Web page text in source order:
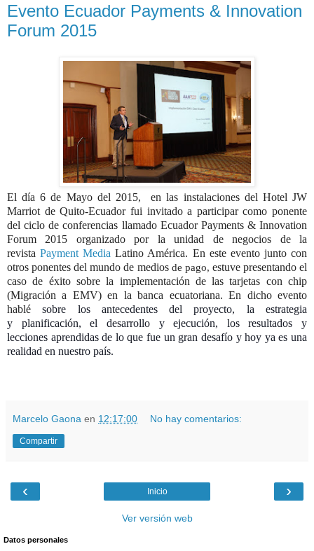
Evento Ecuador Payments & Innovation
Forum 2015
El día 6 de Mayo del 2015, en las instalaciones del Hotel JW
Marriot de Quito-Ecuador fui invitado a participar como ponente
del ciclo de conferencias llamado Ecuador Payments & Innovation
Forum 2015 organizado por la unidad de negocios de la
revista Payment Media Latino América. En este evento junto con
otros ponentes del mundo de medios de pago, estuve presentando el
caso de éxito sobre la implementación de las tarjetas con chip
(Migración a EMV) en la banca ecuatoriana. En dicho evento
hablésobre los antecedentes del proyecto, la estrategia
y planificación, el desarrollo y ejecución, los resultados y
lecciones aprendidas de lo que fue un gran desafío y hoy ya es una
realidad en nuestro país.
Marcelo Gaona en 12:17:00 No hay comentarios:
Compartir
‹ ›
Inicio
Ver versión web
Datos personales